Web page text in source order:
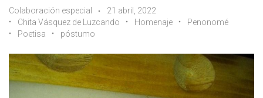
Colaboración especial
21 abril, 2022
Chita Vásquez de Luzcando
Homenaje
Penonomé
Poetisa
póstumo